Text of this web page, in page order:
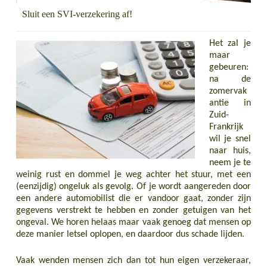
Sluit een SVI-verzekering af!
Het zal je
maar
gebeuren:
na de
zomervak
antie in
Zuid-
Frankrijk
wil je snel
naar huis,
neem je te
weinig rust en dommel je weg achter het stuur, met een
(eenzijdig) ongeluk als gevolg. Of je wordt aangereden door
een andere automobilist die er vandoor gaat, zonder zijn
gegevens verstrekt te hebben en zonder getuigen van het
ongeval. We horen helaas maar vaak genoeg dat mensen op
deze manier letsel oplopen, en daardoor dus schade lijden.
Vaak wenden mensen zich dan tot hun eigen verzekeraar,